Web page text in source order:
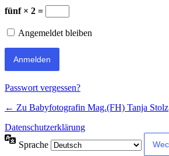
fünf × 2 =
Angemeldet bleiben
Passwort vergessen?
← Zu Babyfotografin Mag.(FH) Tanja Stolz
Datenschutzerklärung
Sprache